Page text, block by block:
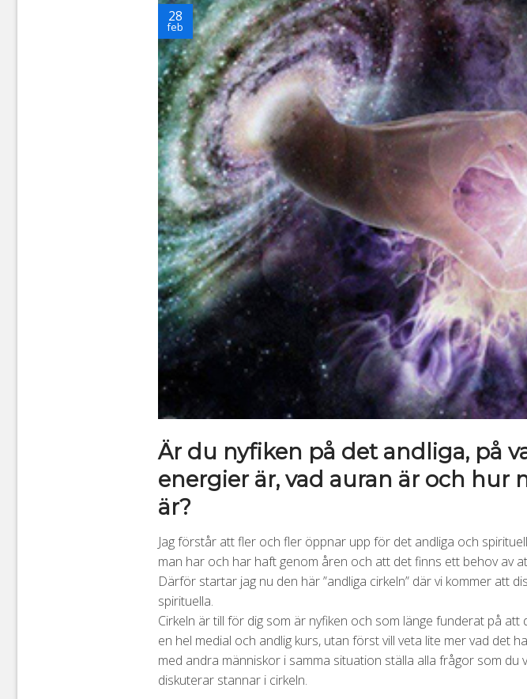
28
feb
Är du nyfiken på det andliga, på
energier är, vad auran är och hur
är?
Jag förstår att fler och fler öppnar upp för det andliga och
man har och har haft genom åren och att det finns ett behov av
Därför startar jag nu den här ”andliga cirkeln” där vi kommer att
spirituella.
Cirkeln är till för dig som är nyfiken och som länge funderat på
en hel medial och andlig kurs, utan först vill veta lite mer vad det
med andra människor i samma situation ställa alla frågor som du
diskuterar stannar i cirkeln.